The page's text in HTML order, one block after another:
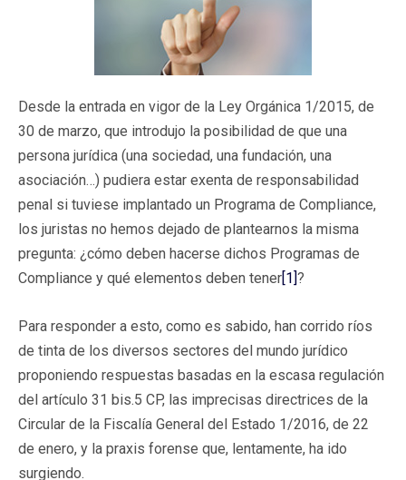
Desde la entrada en vigor de la Ley Orgánica 1/2015, de
30 de marzo, que introdujo la posibilidad de que una
persona jurídica (una sociedad, una fundación, una
asociación…) pudiera estar exenta de responsabilidad
penal si tuviese implantado un Programa de Compliance,
los juristas no hemos dejado de plantearnos la misma
pregunta: ¿cómo deben hacerse dichos Programas de
Compliance y qué elementos deben tener[1]?
Para responder a esto, como es sabido, han corrido ríos
de tinta de los diversos sectores del mundo jurídico
proponiendo respuestas basadas en la escasa regulación
del artículo 31 bis.5 CP, las imprecisas directrices de la
Circular de la Fiscalía General del Estado 1/2016, de 22
de enero, y la praxis forense que, lentamente, ha ido
surgiendo.